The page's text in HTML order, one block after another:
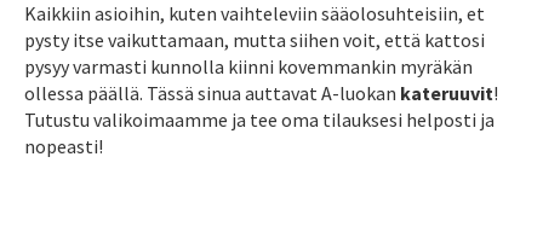
Kaikkiin asioihin, kuten vaihteleviin sääolosuhteisiin, et
pysty itse vaikuttamaan, mutta siihen voit, että kattosi
pysyy varmasti kunnolla kiinni kovemmankin myräkän
ollessa päällä. Tässä sinua auttavat A-luokan kateruuvit!
Tutustu valikoimaamme ja tee oma tilauksesi helposti ja
nopeasti!